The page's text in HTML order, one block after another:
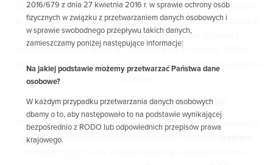
Zarządcę budynku wielolokalowego wniosku o zaopatrzenie
w wodę i/lub odprowadzanie ścieków z osobą korzystającą z
lokalu w budynku wielolokalowym, co jest zgodne z
warunkami ujętymi w Art. 6 Ustawy z dnia 7 czerwca 2001 r. o
zbiorowym zaopatrzeniu w wodę i zbiorowym odprowadzaniu
Warunki zawarcia umowy – krok po kroku:
Podstawą do zawarcia umowy jest złożenie przez Właściciela
lub Zarządcę budynku wielolokalowego wniosku (
2016/679 z dnia 27 kwietnia 2016 r. w sprawie ochrony osób
fizycznych w związku z przetwarzaniem danych osobowych i
w sprawie swobodnego przepływu takich danych,
zamieszczamy poniżej następujące informacje:
Na jakiej podstawie możemy przetwarzać Państwa dane
osobowe?
W każdym przypadku przetwarzania danych osobowych
dbamy o to, aby następowało to na podstawie wynikającej
bezpośrednio z RODO lub odpowiednich przepisów prawa
krajowego.